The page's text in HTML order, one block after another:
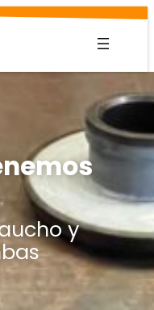
y